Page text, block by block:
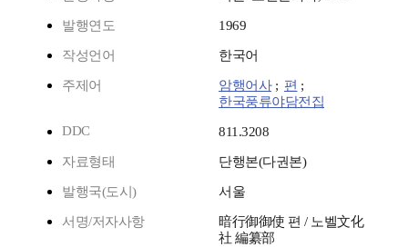
발행연도 1969
작성언어 한국어
주제어 암행어사; 편 ;
한국풍류야담전집
DDC
811.3208
자료형태 단행본(다권본)
발행국(도시) 서울
서명/저자사항
暗行御御使 편 / 노벨文化
社 編纂部